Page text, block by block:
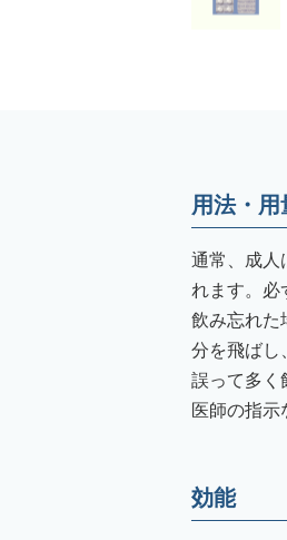
用法・用
通常、成人
れます。必
飲み忘れた
分を飛ばし
誤って多く
医師の指示
効能